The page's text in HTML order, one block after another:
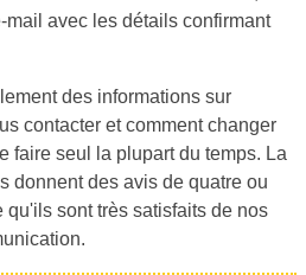
mail avec les détails confirmant
des informations sur
contacter et comment changer
faire seul la plupart du temps. La
donnent des avis de quatre ou
sont très satisfaits de nos